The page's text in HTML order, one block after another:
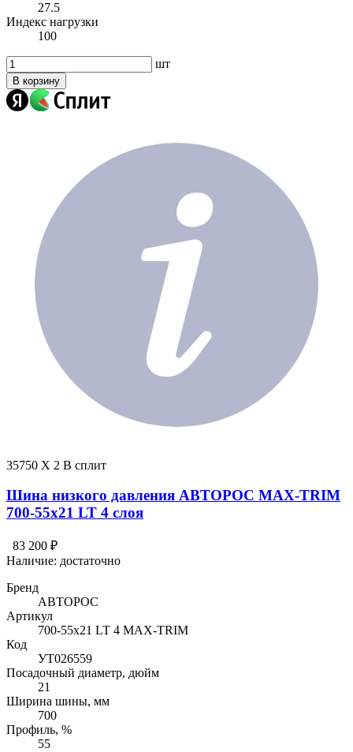
27.5
Индекс нагрузки
100
шт
В корзину
35750 X 2 В сплит
Шина низкого давления АВТОРОС MAX-TRIM
700-55х21 LT 4 слоя
83 200 ₽
Наличие: достаточно
Бренд
АВТОРОС
Артикул
700-55х21 LT 4 MAX-TRIM
Код
УТ026559
Посадочный диаметр, дюйм
21
Ширина шины, мм
700
Профиль, %
55